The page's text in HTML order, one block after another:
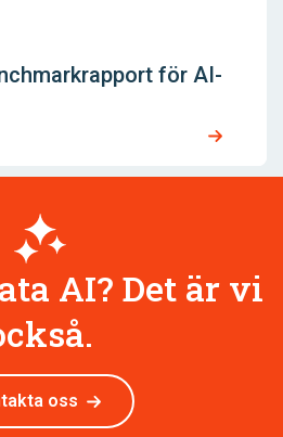
för AI-
AI? Det är vi
oss